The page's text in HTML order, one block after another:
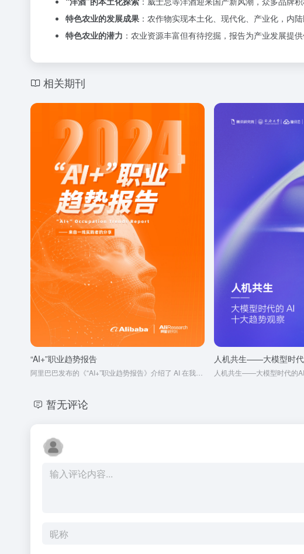
特色农业的发展成果 ：农作物实现本土化、现代化、产业化，内
特色农业的潜力 ：农业资源丰富但有待挖掘，报告为产业发展提
相关期刊
“AI+”职业趋势报告 人机共生——大模型时
人机共生——大模型时代的
暂无评论